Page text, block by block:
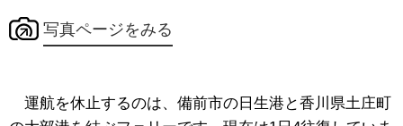
写真ページをみる
運航を休止するのは、備前市の日生港と香川県土庄町